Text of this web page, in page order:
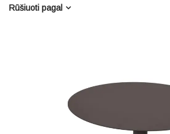
Rūšiuoti pagal